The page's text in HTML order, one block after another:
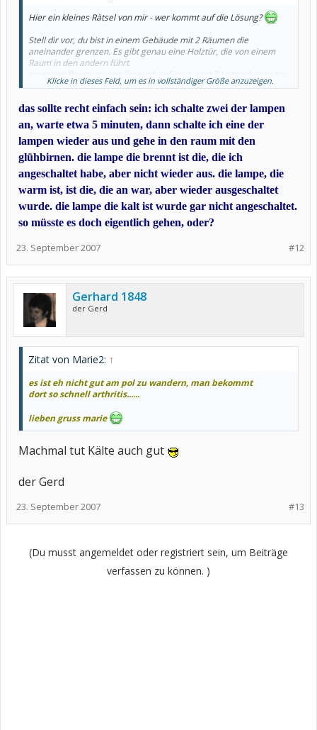
Hier ein kleines Rätsel von mir - wer kommt auf die Lösung?
Stell dir vor, du bist in einem Gebäude mit 2 Räumen die
aneinander grenzen. Es gibt genau eine Holztür, die von einem
Raum in den andern führt.
zweiten Raum befinden sich 3 dazugehörige Glühbirnen.
Du darfst genau 2 mal auf einen Lichtschalter drücken, um
herauszufinden, welcher Lichtschalter zu welcher Birne gehört, du
darfst nur einmal in den Raum mit den Glühbirnen hineingehen.
Wie geht das?
Klicke in dieses Feld, um es in vollständiger Größe anzuzeigen.
das sollte recht einfach sein: ich schalte zwei der lampen
an, warte etwa 5 minuten, dann schalte ich eine der
lampen wieder aus und gehe in den raum mit den
glühbirnen. die lampe die brennt ist die, die ich
angeschaltet habe, aber nicht wieder aus. die lampe, die
warm ist, ist die, die an war, aber wieder ausgeschaltet
wurde. die lampe die kalt ist wurde gar nicht angeschaltet.
so müsste es doch eigentlich gehen, oder?
#12
23. September 2007
Gerhard 1848
der Gerd
Zitat von Marie2: ↑
es ist eh nicht gut am pol zu wandern, man bekommt
dort so schnell arthritis......
lieben gruss marie
Machmal tut Kälte auch gut
der Gerd
#13
23. September 2007
(Du musst angemeldet oder registriert sein, um Beiträge
verfassen zu können. )